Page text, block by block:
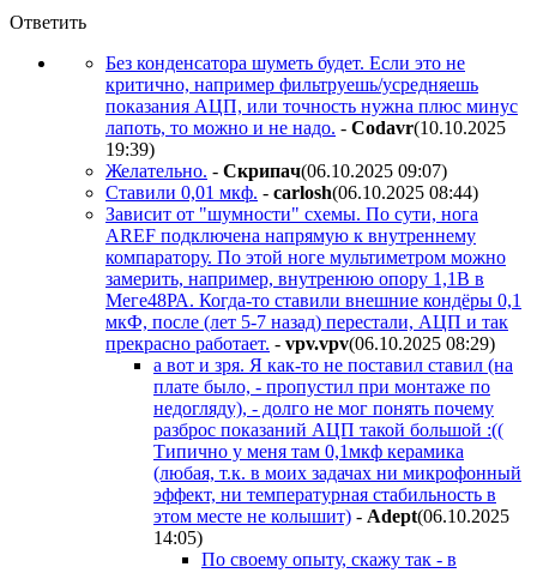
Ответить
Без конденсатора шуметь будет. Если это не
критично, например фильтруешь/усредняешь
показания АЦП, или точность нужна плюс минус
лапоть, то можно и не надо. - Codavr(10.10.2025
19:39)
Желательно. - Cкpипaч(06.10.2025 09:07)
Ставили 0,01 мкф. - carlosh(06.10.2025 08:44)
Зависит от "шумности" схемы. По сути, нога
AREF подключена напрямую к внутреннему
компаратору. По этой ноге мультиметром можно
замерить, например, внутренюю опору 1,1В в
Меге48РА. Когда-то ставили внешние кондёры 0,1
мкФ, после (лет 5-7 назад) перестали, АЦП и так
прекрасно работает. - vpv.vpv(06.10.2025 08:29)
а вот и зря. Я как-то не поставил ставил (на
плате было, - пропустил при монтаже по
недогляду), - долго не мог понять почему
разброс показаний АЦП такой большой :((
Типично у меня там 0,1мкф керамика
(любая, т.к. в моих задачах ни микрофонный
эффект, ни температурная стабильность в
этом месте не колышит) - Adept(06.10.2025
14:05)
По своему опыту, скажу так - в